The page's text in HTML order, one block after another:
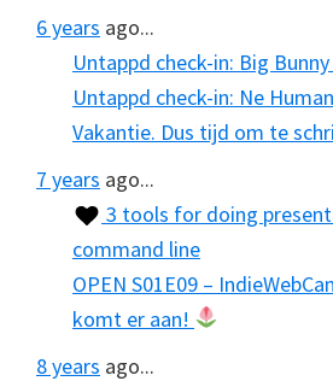
6 years ago...
Untappd check-in: Big
Untappd check-in: Ne
Vakantie. Dus tijd om te
7 years ago...
3 tools for doing
command line
OPEN S01E09 –
komt er aan!
8 years ago...